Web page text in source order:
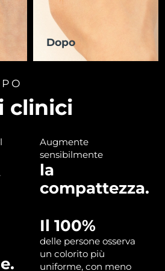
Dopo
clinici
Augmente
sensibilmente
la
compattezza.
Il 100%
delle persone osserva
un colorito più
uniforme, con meno
Consegna stimata
Consegna stimata
Consegna stimata
Consegna stimata
Consegna stimata
Consegna stimata
Consegna stimata
Consegna stimata